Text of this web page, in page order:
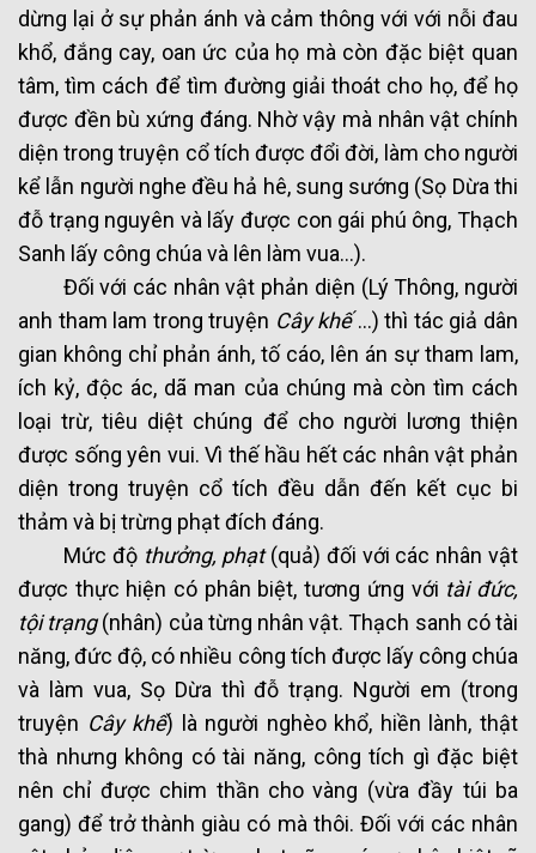
dừng lại ở sự phản ánh và cảm thông với với nỗi đau
khổ, đắng cay, oan ức của họ mà còn đặc biệt quan
tâm, tìm cách để tìm đường giải thoát cho họ, để họ
được đền bù xứng đáng. Nhờ vậy mà nhân vật chính
diện trong truyện cổ tích được đổi đời, làm cho người
kể lẫn người nghe đều hả hê, sung sướng (Sọ Dừa thi
đỗ trạng nguyên và lấy được con gái phú ông, Thạch
Sanh lấy công chúa và lên làm vua…).
Đối với các nhân vật phản diện (Lý Thông, người
anh tham lam trong truyện Cây khế…) thì tác giả dân
gian không chỉ phản ánh, tố cáo, lên án sự tham lam,
ích kỷ, độc ác, dã man của chúng mà còn tìm cách
loại trừ, tiêu diệt chúng để cho người lương thiện
được sống yên vui. Vì thế hầu hết các nhân vật phản
diện trong truyện cổ tích đều dẫn đến kết cục bi
thảm và bị trừng phạt đích đáng.
Mức độ thưởng, phạt(quả) đối với các nhân vật
được thực hiện có phân biệt, tương ứng với tài đức,
tội trạng(nhân) của từng nhân vật. Thạch sanh có tài
năng, đức độ, có nhiều công tích được lấy công chúa
và làm vua, Sọ Dừa thì đỗ trạng. Người em (trong
truyện Cây khế) là người nghèo khổ, hiền lành, thật
thà nhưng không có tài năng, công tích gì đặc biệt
nên chỉ được chim thần cho vàng (vừa đầy túi ba
gang) để trở thành giàu có mà thôi. Đối với các nhân